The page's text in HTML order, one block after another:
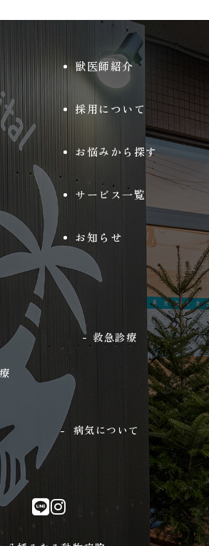
獣医師紹介
採用について
お悩みから探す
サービス一覧
お知らせ
救急診療
病気について